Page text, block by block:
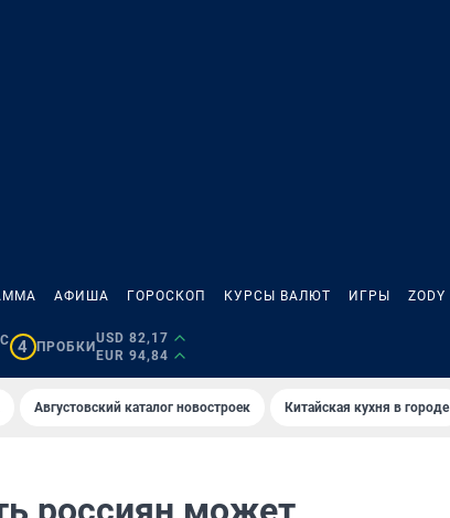
АФИША ГОРОСКОП КУРСЫ ВАЛЮТ ИГРЫ ZODY
4 ПРОБКИ
USD 82,17
EUR 94,84
Августовский каталог новостроек Китайская кухня в городе